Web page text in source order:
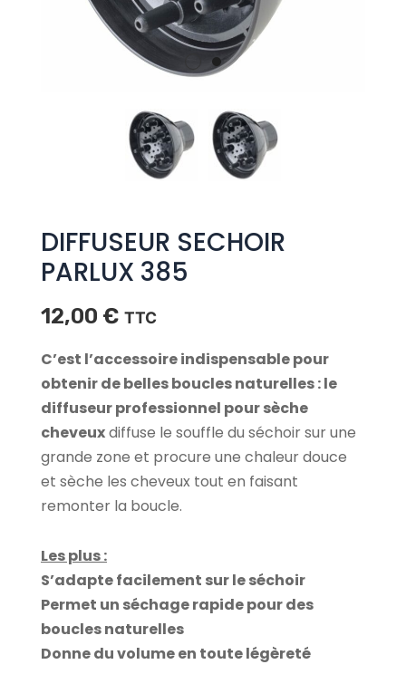
DIFFUSEUR SECHOIR
PARLUX 385
12,00 € TTC
C’est l’accessoire indispensable pour
obtenir de belles boucles naturelles : le
diffuseur professionnel pour sèche
cheveuxdiffuse le souffle du séchoir sur une
grande zone et procure une chaleur douce
et sèche les cheveux tout en faisant
remonter la boucle.
Les plus :
S’adapte facilement sur le séchoir
Permet un séchage rapide pour des
boucles naturelles
Donne du volume en toute légèreté